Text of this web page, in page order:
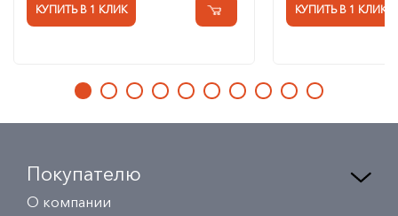
КУПИТЬ В 1 КЛИК КУПИТЬ В 1 КЛИК
Покупателю
О компании